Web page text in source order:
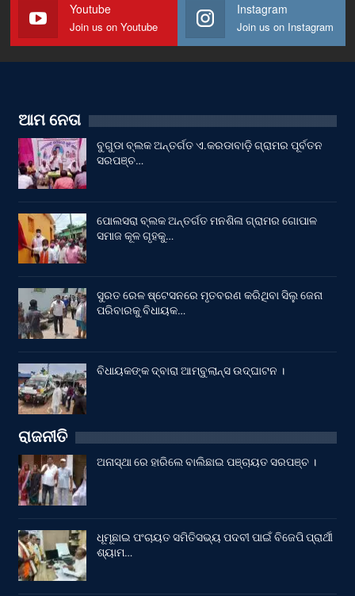
Youtube
Join us on Youtube
Instagram
Join us on Instagram
ଆମ ନେତା
ବୁଗୁଡା ବ୍ଲକ ଅନ୍ତର୍ଗତ ଏ.କରଡାବାଡ଼ି ଗ୍ରାମର ପୂର୍ବତନ
ସରପଞ୍ଚ…
ପୋଲସରା ବ୍ଲକ ଅନ୍ତର୍ଗତ ମନଶିଳା ଗ୍ରାମର ଗୋପାଳ
ସମାଜ କୂଳ ଗୃହକୁ…
ସୁରତ ରେଳ ଷ୍ଟେସନରେ ମୃତବରଣ କରିଥିବା ସିଲୁ ଜେନା
ପରିବାରକୁ ବିଧାୟକ…
ବିଧାୟକଙ୍କ ଦ୍ବାରା ଆମ୍ବୁଲାନ୍ସ ଉଦ୍‌ଘାଟନ ।
ରାଜନୀତି
ଅନାସ୍ଥା ରେ ହାରିଲେ ବାଲିଛାଇ ପଞ୍ଚାୟତ ସରପଞ୍ଚ ।
ଧୂମୂଛାଇ ପଂଚାୟତ ସମିତିସଭ୍ୟ ପଦବୀ ପାଇଁ ବିଜେପି ପ୍ରାର୍ଥୀ
ଶ୍ୟାମ…